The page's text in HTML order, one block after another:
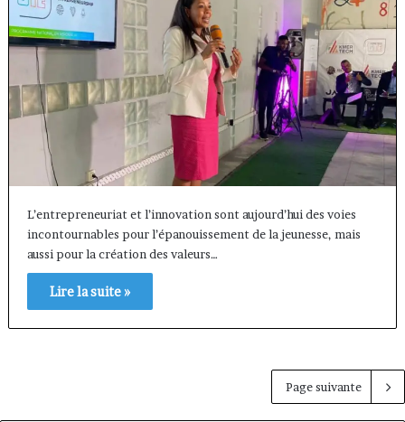
L’entrepreneuriat et l’innovation sont aujourd’hui des voies
incontournables pour l’épanouissement de la jeunesse, mais
aussi pour la création des valeurs…
Lire la suite »
Page suivante